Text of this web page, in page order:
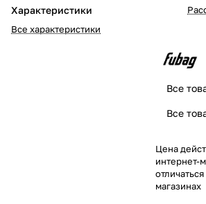
Характеристики
Все характеристики
Все
Все
Цена
интернет-
магазинах
% картой любого банка
% будут
с вашей карты